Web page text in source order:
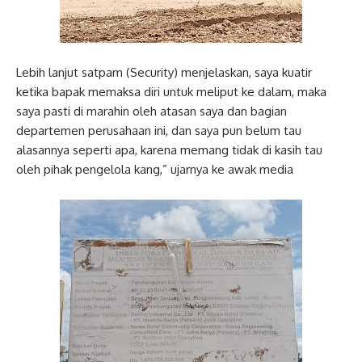
Lebih lanjut satpam (Security) menjelaskan, saya kuatir
ketika bapak memaksa diri untuk meliput ke dalam, maka
saya pasti di marahin oleh atasan saya dan bagian
departemen perusahaan ini, dan saya pun belum tau
alasannya seperti apa, karena memang tidak di kasih tau
oleh pihak pengelola kang,” ujarnya ke awak media